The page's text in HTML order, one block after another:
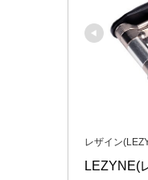
レザイン
LEZYNE(